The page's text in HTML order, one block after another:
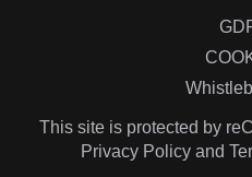
This site is protected by
Privacy Policy and